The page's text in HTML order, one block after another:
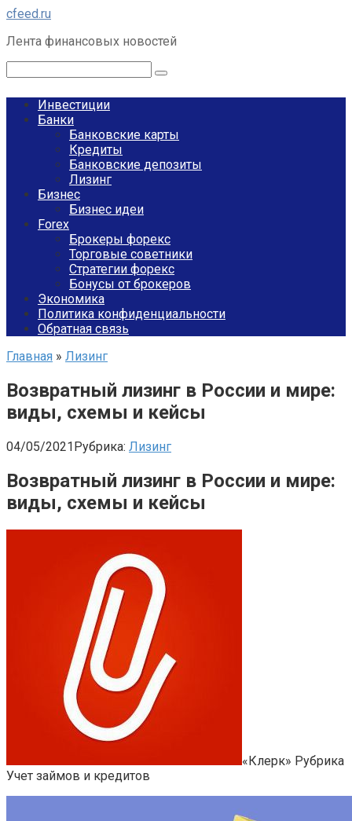
Перейти
контенту
cfeed.ru
Лента финансовых новостей
Инвестиции
Банки
Банковские карты
Кредиты
Банковские депозиты
Лизинг
Бизнес
Бизнес идеи
Forex
Брокеры форекс
Торговые советники
Стратегии форекс
Бонусы от брокеров
Экономика
Политика конфиденциальности
Обратная связь
Главная » Лизинг
Возвратный лизинг в России и мире:
виды, схемы и кейсы
04/05/2021Рубрика: Лизинг
Возвратный лизинг в России и мире:
виды, схемы и кейсы
«Клерк» Рубрика
Учет займов и кредитов